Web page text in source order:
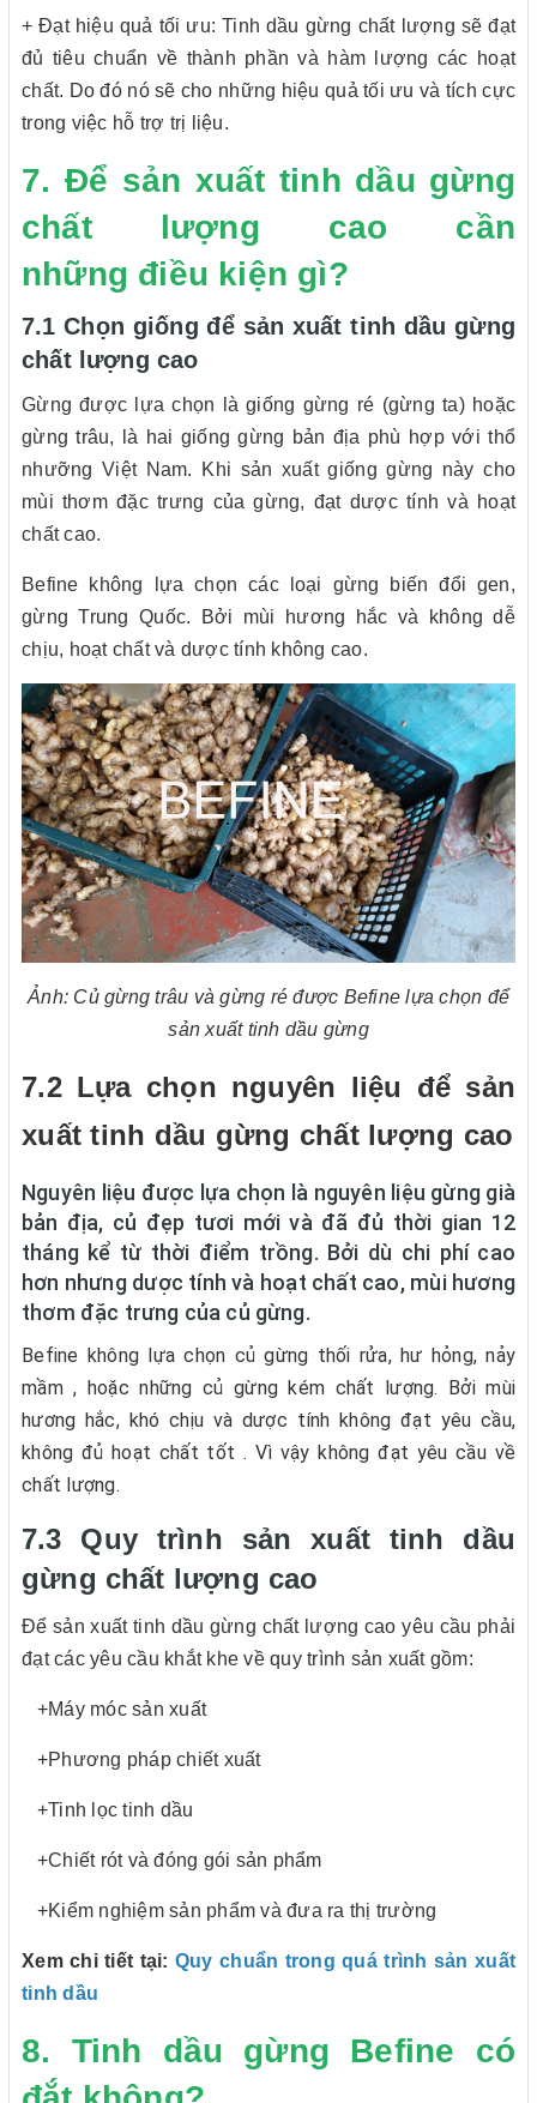
+ Đạt hiệu quả tối ưu: Tinh dầu gừng chất lượng sẽ đạt
đủ tiêu chuẩn về thành phần và hàm lượng các hoạt
chất. Do đó nó sẽ cho những hiệu quả tối ưu và tích cực
trong việc hỗ trợ trị liệu.
7. Để sản xuất tinh dầu gừng
chất lượng cao cần
những điều kiện gì?
7.1 Chọn giống để sản xuất tinh dầu gừng
chất lượng cao
Gừng được lựa chọn là giống gừng ré (gừng ta) hoặc
gừng trâu, là hai giống gừng bản địa phù hợp với thổ
nhưỡng Việt Nam. Khi sản xuất giống gừng này cho
mùi thơm đặc trưng của gừng, đạt dược tính và hoạt
chất cao.
Befine không lựa chọn các loại gừng biến đổi gen,
gừng Trung Quốc. Bởi mùi hương hắc và không dễ
chịu, hoạt chất và dược tính không cao.
Ảnh: Củ gừng trâu và gừng ré được Befine lựa chọn để
sản xuất tinh dầu gừng
7.2 Lựa chọn nguyên liệu để sản
xuất tinh dầu gừng chất lượng cao
Nguyên liệu được lựa chọn là nguyên liệu gừng già
bản địa, củ đẹp tươi mới và đã đủ thời gian 12
tháng kể từ thời điểm trồng. Bởi dù chi phí cao
hơn nhưng dược tính và hoạt chất cao, mùi hương
thơm đặc trưng của củ gừng.
Befine không lựa chọn củ gừng thối rửa, hư hỏng, nảy
mầm , hoặc những củ gừng kém chất lượng. Bởi mùi
hương hắc, khó chịu và dược tính không đạt yêu cầu,
không đủ hoạt chất tốt . Vì vậy không đạt yêu cầu về
chất lượng.
7.3 Quy trình sản xuất tinh dầu
gừng chất lượng cao
Để sản xuất tinh dầu gừng chất lượng cao yêu cầu phải
đạt các yêu cầu khắt khe về quy trình sản xuất gồm:
+Máy móc sản xuất
+Phương pháp chiết xuất
+Tinh lọc tinh dầu
+Chiết rót và đóng gói sản phẩm
+Kiểm nghiệm sản phẩm và đưa ra thị trường
Xem chi tiết tại: Quy chuẩn trong quá trình sản xuất
tinh dầu
8. Tinh dầu gừng Befine có